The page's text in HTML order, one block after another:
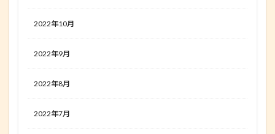
2022年10月
2022年9月
2022年8月
2022年7月